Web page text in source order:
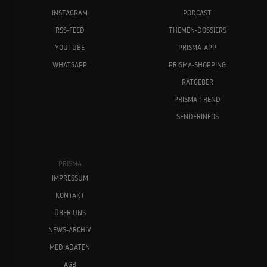
INSTAGRAM
RSS-FEED
YOUTUBE
WHATSAPP
PODCAST
THEMEN-DOSSIERS
PRISMA-APP
PRISMA-SHOPPING
RATGEBER
PRISMA TREND
SENDERINFOS
PRISMA
IMPRESSUM
KONTAKT
ÜBER UNS
NEWS-ARCHIV
MEDIADATEN
AGB